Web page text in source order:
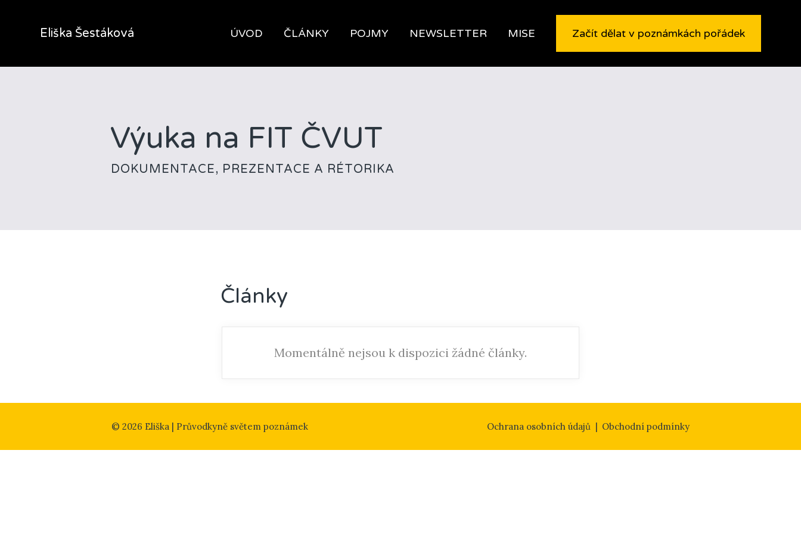
Eliška Šestáková ÚVOD ČLÁNKY POJMY NEWSLETTER MISE Začít dělat v poznámkách pořádek
Výuka na FIT ČVUT
DOKUMENTACE, PREZENTACE A RÉTORIKA
Články
Momentálně nejsou k dispozici žádné články.
Ochrana osobních údajů Obchodní podmínky
© 2026 Eliška | Průvodkyně světem poznámek